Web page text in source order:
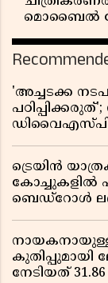
മൊബൈൽ
'അച്ചടക്ക
ട്രെയിൻ
കോച്ചുകളിൽ
ബെഡ്റോൾ
നേടിയത്